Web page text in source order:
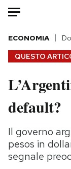
HOME
Italia
Politica
Tecnologia
Internet
Scienza
QUESTO
ECONOMIA
default?
Il governo
pesos in
segnale